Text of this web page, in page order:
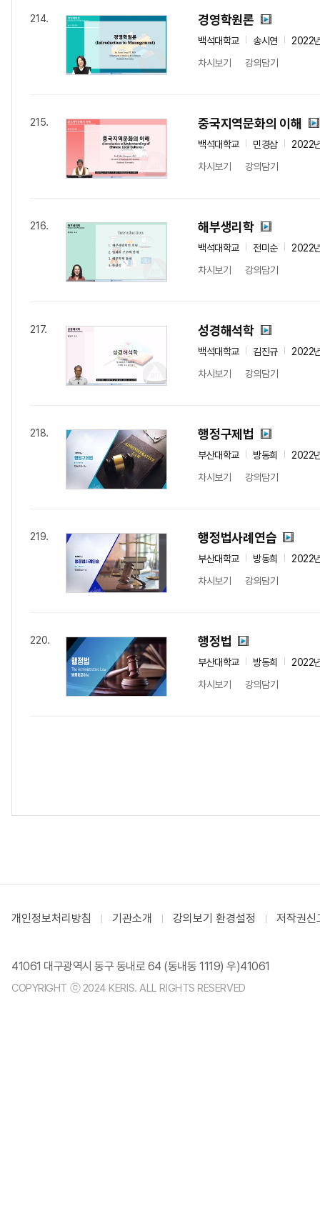
214. 경영학원론
백석대학교 송시연
2022
차시보기
강의담기
215. 중국지역문화의 이해
백석대학교 민경삼
2022
차시보기
강의담기
216. 해부생리학
백석대학교 전미순
2022
차시보기
강의담기
217. 성경해석학
백석대학교 김진규
2022
차시보기
강의담기
218. 행정구제법
부산대학교 방동희
2022
차시보기
강의담기
219. 행정법사례연습
부산대학교 방동희
2022
차시보기
강의담기
220. 행정법
부산대학교 방동희
2022
차시보기
강의담기
개인정보처리방침 기관소개 강의보기 환경설정 저작권신
41061 대구광역시 동구 동내로 64 (동내동 1119) 우)41061
COPYRIGHT ⓒ 2024 KERIS. ALL RIGHTS RESERVED